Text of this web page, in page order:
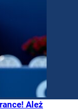
Ależ